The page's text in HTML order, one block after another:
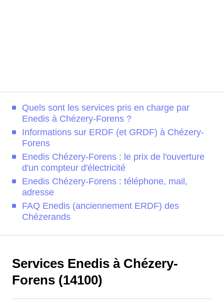
Quels sont les services pris en charge par
Enedis à Chézery-Forens ?
Informations sur ERDF (et GRDF) à Chézery-
Forens
Enedis Chézery-Forens : le prix de l'ouverture
d'un compteur d'électricité
Enedis Chézery-Forens : téléphone, mail,
adresse
FAQ Enedis (anciennement ERDF) des
Chézerands
Services Enedis à Chézery-
Forens (14100)